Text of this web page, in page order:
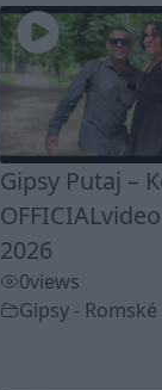
Gipsy Putaj –
2026
0views
Gipsy -